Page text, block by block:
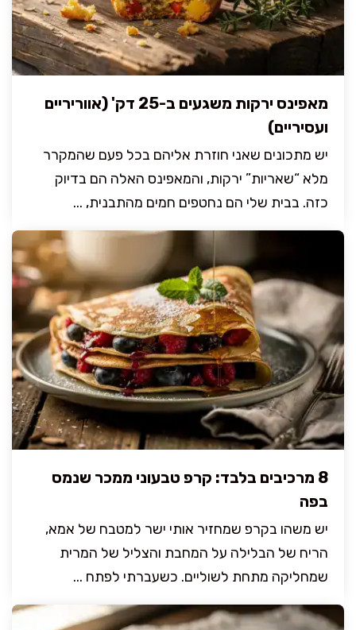
מאפינס ירקות משגעים ב-25 דק' (אווריריים
ועסיריים)
יש מתכונים שאני חוזרת אליהם בכל פעם שהמקרר
מלא “שאריות” ירקות, והמאפינס האלה הם בדיוק
כזה. בבית שלי הם נחטפים חמים מהתבנית, ...
8 מרכיבים בלבד: קרפ טבעוני ממכר שנמס
בפה
יש משהו בקרפ שמחזיר אותי ישר למטבח של אמא,
הריח של הבלילה על המחבת והצליל של המרית
שמחליקה מתחת לשוליים. כשעברתי לפתח ...